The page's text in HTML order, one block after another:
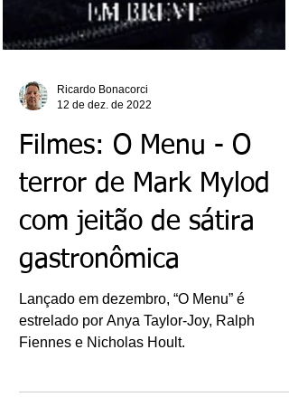
Ricardo Bonacorci
Filmes: O Menu - O
terror de Mark Mylod
com jeitão de sátira
gastronômica
Lançado em dezembro, “O Menu” é